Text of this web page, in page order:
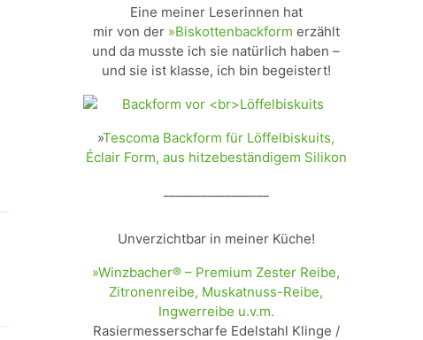
Eine meiner Leserinnen hat
mir von der »Biskottenbackform erzählt
und da musste ich sie natürlich haben –
und sie ist klasse, ich bin begeistert!
»Tescoma Backform für Löffelbiskuits,
Éclair Form, aus hitzebeständigem Silikon
Unverzichtbar in meiner Küche!
»Winzbacher® – Premium Zester Reibe,
Zitronenreibe, Muskatnuss-Reibe,
Ingwerreibe u.v.m.
Rasiermesserscharfe Edelstahl Klinge /